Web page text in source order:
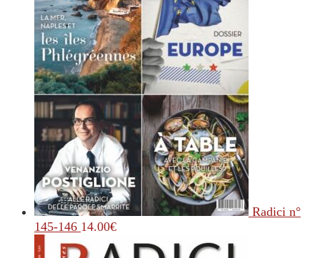
Radici n°
145-146 14.00€